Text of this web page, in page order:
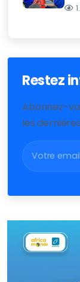
Restez
Abonnez-
les